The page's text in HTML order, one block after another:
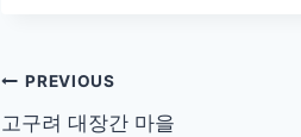
글PREVIOUS
고구려 대장간 마을